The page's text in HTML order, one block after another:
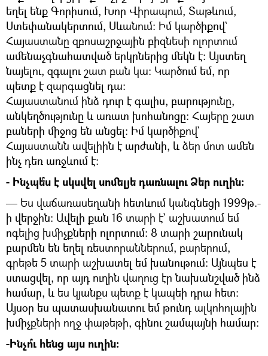
եղել ենք Գորիսում, Խոր Վիրապում, Տաթևում,
Ստեփանակերտում, Սևանում։ Իմ կարծիքով`
Հայաստանը զբոսաշրջային բիզնեսի ոլորտում
ամենաչգնահատված երկրներից մեկն է։ Այստեղ
նայելու, զգալու շատ բան կա։ Կարծում եմ, որ
պետք է զարգացնել դա։
Հայաստանում ինձ դուր է գալիս, բարությունը,
անկեղծությունը և առատ խոհանոցը։ Հայերը շատ
բաների միջոց են անցել։ Իմ կարծիքով`
Հայաստանն ավելիին է արժանի, և ձեր մոտ ամեն
ինչ դեռ առջևում է։
- Ինչպե՞ս է սկսվել սոմելյե դառնալու Ձեր ուղին։
— Ես վաճառասեղանի հետևում կանգնեցի 1999թ.-
ի վերջին։ Ավելի քան 16 տարի է` աշխատում եմ
ոգելից խմիչքների ոլորտում։ 8 տարի շարունակ
բարմեն են եղել ռեստորաններում, բարերում,
գրեթե 5 տարի աշխատել եմ խանութում։ Այնպես է
ստացվել, որ այդ ուղին վաղուց էր նախանշված ինձ
համար, և ես կյանքս պետք է կապեի դրա հետ։
Այսօր ես պատասխանատու եմ թունդ ալկոհոլային
խմիչքների ողջ փաթեթի, գինու շամպայնի համար։
-Ինչո՞ւ հենց այս ուղին։